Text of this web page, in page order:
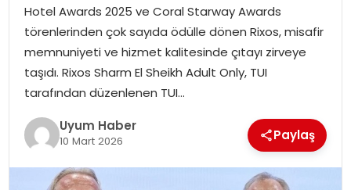
MAGAZIN
YAŞAM
Hotel Awards 2025 ve Coral Starway Awards
törenlerinden çok sayıda ödülle dönen Rixos, misafir
memnuniyeti ve hizmet kalitesinde çıtayı zirveye
taşıdı. Rixos Sharm El Sheikh Adult Only, TUI
tarafından düzenlenen TUI…
Uyum Haber
10 Mart 2026 Paylaş